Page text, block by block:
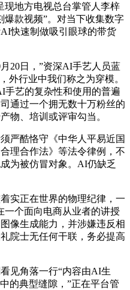
现地方电视总台掌管人李梓
爆款视频”。对当下收集数字
快速制做吸引眼球的带货
日，”资深AI手艺人员蓝
外行业中我们称之为穿模。
手艺的复杂性和使用的普遍
通过一个拥无数十万粉丝的
物、培训或评审勾当。
酷恪守《中华人平易近国
理合作法》等法令律例，不
为被仿冒对象。AI仍缺乏
正在世界的物理纪律，一
一个面向电商从业者的讲授
像生成能力，并涉嫌违反相
院士无任何干联，务必提高
角落一行“内容由AI生
的典型缝隙，”正在平台管